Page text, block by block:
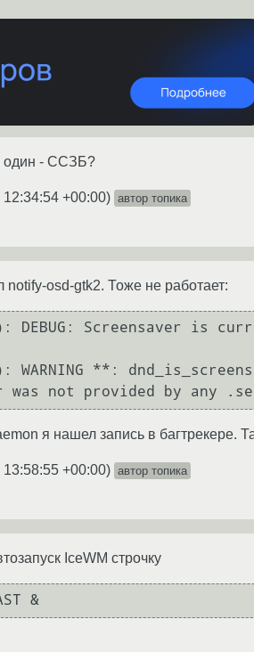
один - ССЗБ?
12:34:54 +00:00) автор топика
notify-osd-gtk2. Тоже не работает:
DEBUG: Screensaver is
**:
я нашел запись в багтрекере.
13:58:55 +00:00) автор топика
IceWM строчку